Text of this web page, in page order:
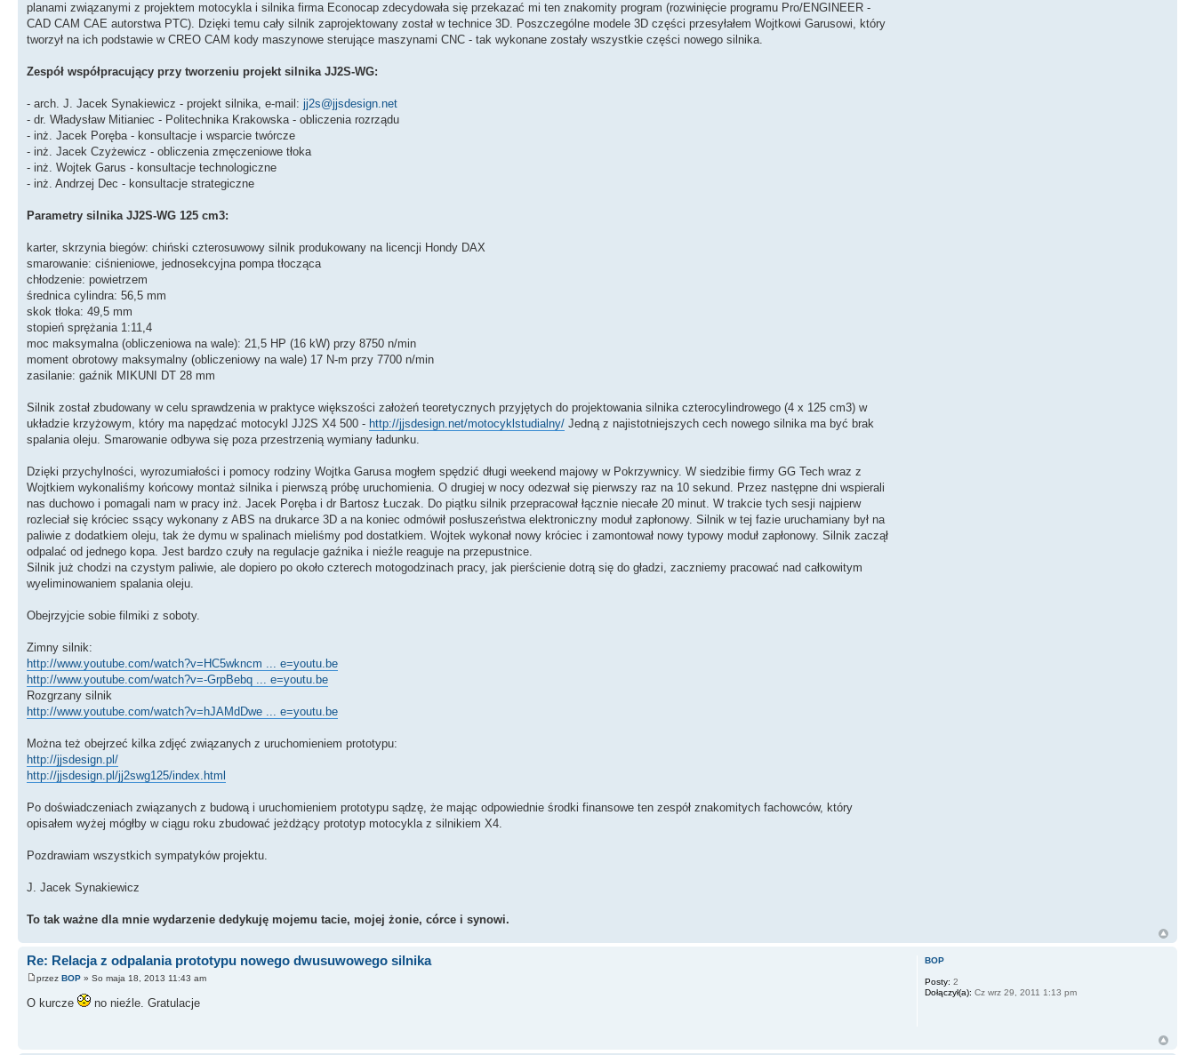
planami związanymi z projektem motocykla i silnika firma Econocap zdecydowała się przekazać mi ten znakomity program (rozwinięcie programu Pro/ENGINEER -
CAD CAM CAE autorstwa PTC). Dzięki temu cały silnik zaprojektowany został w technice 3D. Poszczególne modele 3D części przesyłałem Wojtkowi Garusowi, który
tworzył na ich podstawie w CREO CAM kody maszynowe sterujące maszynami CNC - tak wykonane zostały wszystkie części nowego silnika.
Zespół współpracujący przy tworzeniu projekt silnika JJ2S-WG:
- arch. J. Jacek Synakiewicz - projekt silnika, e-mail: jj2s@jjsdesign.net
- dr. Władysław Mitianiec - Politechnika Krakowska - obliczenia rozrządu
- inż. Jacek Poręba - konsultacje i wsparcie twórcze
- inż. Jacek Czyżewicz - obliczenia zmęczeniowe tłoka
- inż. Wojtek Garus - konsultacje technologiczne
- inż. Andrzej Dec - konsultacje strategiczne
Parametry silnika JJ2S-WG 125 cm3:
karter, skrzynia biegów: chiński czterosuwowy silnik produkowany na licencji Hondy DAX
smarowanie: ciśnieniowe, jednosekcyjna pompa tłocząca
chłodzenie: powietrzem
średnica cylindra: 56,5 mm
skok tłoka: 49,5 mm
stopień sprężania 1:11,4
moc maksymalna (obliczeniowa na wale): 21,5 HP (16 kW) przy 8750 n/min
moment obrotowy maksymalny (obliczeniowy na wale) 17 N-m przy 7700 n/min
zasilanie: gaźnik MIKUNI DT 28 mm
Silnik został zbudowany w celu sprawdzenia w praktyce większości założeń teoretycznych przyjętych do projektowania silnika czterocylindrowego (4 x 125 cm3) w
układzie krzyżowym, który ma napędzać motocykl JJ2S X4 500 - http://jjsdesign.net/motocyklstudialny/ Jedną z najistotniejszych cech nowego silnika ma być brak
spalania oleju. Smarowanie odbywa się poza przestrzenią wymiany ładunku.
Dzięki przychylności, wyrozumiałości i pomocy rodziny Wojtka Garusa mogłem spędzić długi weekend majowy w Pokrzywnicy. W siedzibie firmy GG Tech wraz z
Wojtkiem wykonaliśmy końcowy montaż silnika i pierwszą próbę uruchomienia. O drugiej w nocy odezwał się pierwszy raz na 10 sekund. Przez następne dni wspierali
nas duchowo i pomagali nam w pracy inż. Jacek Poręba i dr Bartosz Łuczak. Do piątku silnik przepracował łącznie niecałe 20 minut. W trakcie tych sesji najpierw
rozleciał się króciec ssący wykonany z ABS na drukarce 3D a na koniec odmówił posłuszeństwa elektroniczny moduł zapłonowy. Silnik w tej fazie uruchamiany był na
paliwie z dodatkiem oleju, tak że dymu w spalinach mieliśmy pod dostatkiem. Wojtek wykonał nowy króciec i zamontował nowy typowy moduł zapłonowy. Silnik zaczął
odpalać od jednego kopa. Jest bardzo czuły na regulacje gaźnika i nieźle reaguje na przepustnice.
Silnik już chodzi na czystym paliwie, ale dopiero po około czterech motogodzinach pracy, jak pierścienie dotrą się do gładzi, zaczniemy pracować nad całkowitym
wyeliminowaniem spalania oleju.
Obejrzyjcie sobie filmiki z soboty.
Zimny silnik:
http://www.youtube.com/watch?v=HC5wkncm ... e=youtu.be
http://www.youtube.com/watch?v=-GrpBebq ... e=youtu.be
Rozgrzany silnik
http://www.youtube.com/watch?v=hJAMdDwe ... e=youtu.be
Można też obejrzeć kilka zdjęć związanych z uruchomieniem prototypu:
http://jjsdesign.pl/
http://jjsdesign.pl/jj2swg125/index.html
Po doświadczeniach związanych z budową i uruchomieniem prototypu sądzę, że mając odpowiednie środki finansowe ten zespół znakomitych fachowców, który
opisałem wyżej mógłby w ciągu roku zbudować jeżdżący prototyp motocykla z silnikiem X4.
Pozdrawiam wszystkich sympatyków projektu.
J. Jacek Synakiewicz
To tak ważne dla mnie wydarzenie dedykuję mojemu tacie, mojej żonie, córce i synowi.
Re: Relacja z odpalania prototypu nowego dwusuwowego silnika
przez BOP » So maja 18, 2013 11:43 am
O kurcze no nieźle. Gratulacje
BOP
Posty: 2
Dołączył(a): Cz wrz 29, 2011 1:13 pm